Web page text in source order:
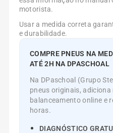
motorista.
Usar a medida correta
e durabilidade.
COMPRE PNEUS NA
ATÉ 2H NA DPASCHOAL
Na DPaschoal (Grupo
pneus originais, adiciona
balanceamento online e
horas.
DIAGNÓSTICO